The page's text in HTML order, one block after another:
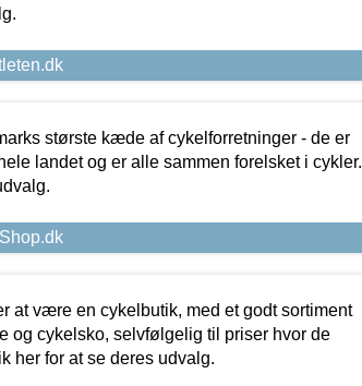
største kæde af cykelforretninger - de er
landet og er alle sammen forelsket i cykler.
at være en cykelbutik, med et godt sortiment
og cykelsko, selvfølgelig til priser hvor de
her for at se deres udvalg.